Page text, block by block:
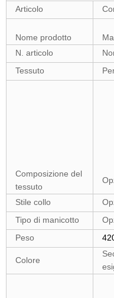
Articolo
Nome prodotto
N. articolo
Tessuto
Composizione del
tessuto
Stile collo
Tipo di manicotto
Peso
Colore